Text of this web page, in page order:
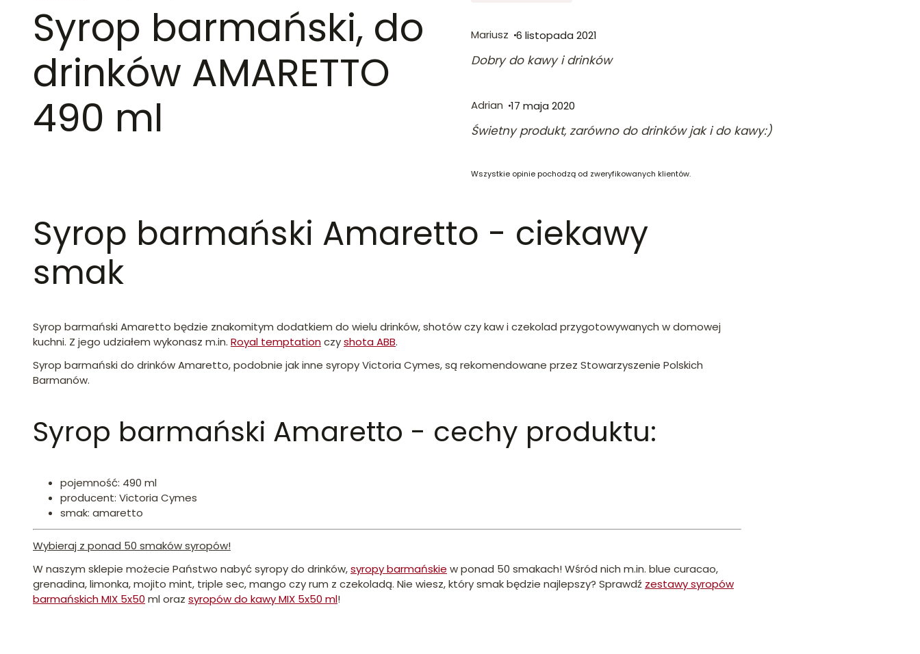
Syrop barmański, do
drinków AMARETTO
490 ml
Mariusz 6 listopada 2021
Dobry do kawy i drinków
Adrian 17 maja 2020
Świetny produkt, zarówno do drinków jak i do kawy:)
Wszystkie opinie pochodzą od zweryfikowanych klientów.
Syrop barmański Amaretto - ciekawy
smak
Syrop barmański Amaretto będzie znakomitym dodatkiem do wielu drinków, shotów czy kaw i czekolad przygotowywanych w domowej
kuchni. Z jego udziałem wykonasz m.in. Royal temptationczyshota ABB.
Syrop barmański do drinków Amaretto, podobnie jak inne syropy Victoria Cymes, są rekomendowane przez Stowarzyszenie Polskich
Barmanów.
Syrop barmański Amaretto - cechy produktu:
pojemność: 490 ml
producent: Victoria Cymes
smak: amaretto
Wybieraj z ponad 50 smaków syropów!
W naszym sklepie możecie Państwo nabyć syropy do drinków,syropy barmańskie w ponad 50 smakach! Wśród nich m.in. blue curacao,
grenadina, limonka, mojito mint, triple sec, mango czy rum z czekoladą. Nie wiesz, który smak będzie najlepszy? Sprawdź zestawy syropów
barmańskich MIX 5x50 ml oraz syropów do kawy MIX 5x50 ml!